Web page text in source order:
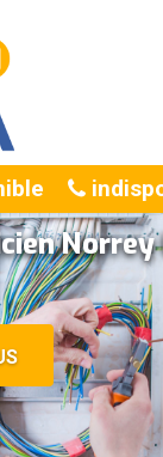
Norrey